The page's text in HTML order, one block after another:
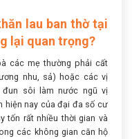
lau ban thờ tại
lại quan trọng?
các mẹ thường phải cất
nhu, sả) hoặc các vị
đun sôi làm nước ngũ vị
hiện nay của đại đa số cư
tốn rất nhiều thời gian và
các không gian căn hộ